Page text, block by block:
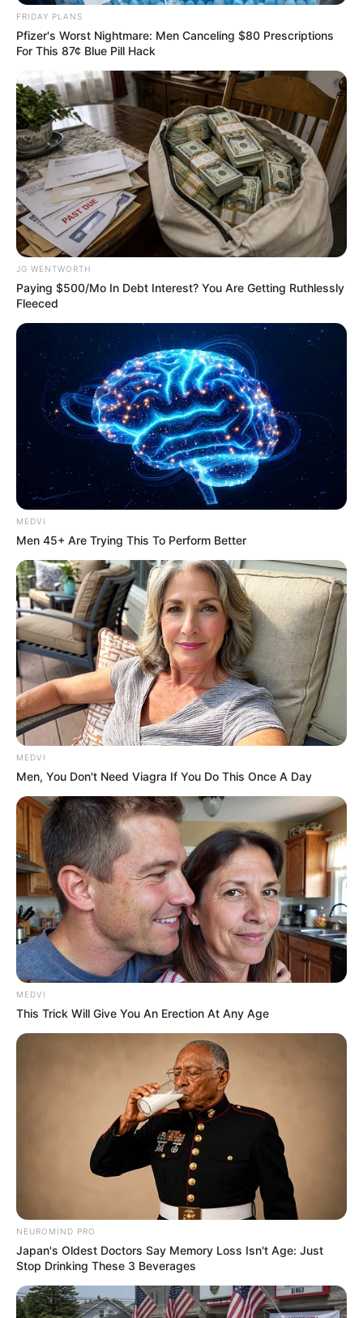
ประจำวันอังคาร 12 กรกฎาคม พ.ศ.
2565
คนวันอาทิตย์
ไพ่ประจำวันของท่าน คือ ไพ่วงเวียนชีวิต
วันนี้ชีวิตดำเนินไปอย่างปกติ ทำงานในแบบเดิมๆไม่มี
อะไรเปลี่ยนแปลง งานส่วนตัวก็ยังดำเนินไปได้ บาง
ท่านอาจมีเรื่องกังวลภายในครอบครัวเกิดขึ้น การเงิน
มีเกณฑ์ใช้จ่ายออกไปกับคนในครอบครัว
คนวันจันทร์
ไพ่ประจำวันของท่าน คือ ไพ่กรรมกำหนด
วันนี้เรื่องราวในอดีตอาจกลับเข้ามาให้ท่านเกิดความ
กังวลใจในการดำเนินชีวิต ทุกอย่างเป็นสิ่งถูกกำหนด
มาแล้ว การงานยังคงดำเนินไปตามปกติ อาจจะได้
แก้ไขงานเก่าๆบ้าง การเงินยังเป็นภาพหลวงตา อย่า
คาดหวัง
คนวันอังคาร
ไพ่ประจำวันของท่าน คือ ไพ่พอดี
วันนี้ชีวิตดำเนินไปตามปกติ อาจมีเรื่องให้ต้องตัดสิน
ใจในชีวิต บางท่านมีเกณฑ์แบกรับภาระงานแทนคน
อื่น ต้องใช้ความคิดเยอะ คนเป็นหัวหน้าหวังพึ่งลูก
น้องได้ยาก การเงินมีเกณฑ์ได้รับมาจากส่วนแบ่ง
หรือเงินปันผลบางอย่าง
คนวันพุธ
ไพ่ประจำวันของท่าน คือ ไพ่ตกต่ำ
วันนี้ความรู้สึกคิดเยอะ วิตกกังวลเข้ามาปกคลุม ชีวิต
ไม่ค่อยมีแรงใจในการทำงาน งานส่วนตัวอาจต้องมี
หาแรงผลักดันใหม่ๆเพื่อให้ดำเนินต่อไปได้ การเงิน
พบแต่รายจ่าย รายได้ไม่มีเข้ามาอย่างคาดหวัง
คนวันพฤหัสบดี
ไพ่ประจำวันของท่าน คือ คือ ไพ่อำนาจ
เกณฑ์ชะตายังคงโดดเด่นในด้านโชคลาภ หรือได้เงิน
มาแบบฟลุ๊คๆ การทำงานอาจเกิดความอึดอัดใจ
เพราะหัวหน้างาน ใครทำงานค้าขาย เป็นเซลล์ไปได้ดี
เจรจาสำเร็จ ปิดการขายได้ง่าย การเงินมาไวไปไว
ไม่ทันได้เก็บ
คนวันศุกร์
ไพ่ประจำวันของท่าน คือ ไพ่เงินเก็บ
FRIDAY PLANS
Pfizer's Worst Nightmare: Men Canceling $80 Prescriptions
For This 87¢ Blue Pill Hack
JG WENTWORTH
Paying $500/Mo In Debt Interest? You Are Getting Ruthlessly
Fleeced
MEDVI
Men 45+ Are Trying This To Perform Better
MEDVI
Men, You Don't Need Viagra If You Do This Once A Day
MEDVI
This Trick Will Give You An Erection At Any Age
NEUROMIND PRO
Japan's Oldest Doctors Say Memory Loss Isn't Age: Just
Stop Drinking These 3 Beverages